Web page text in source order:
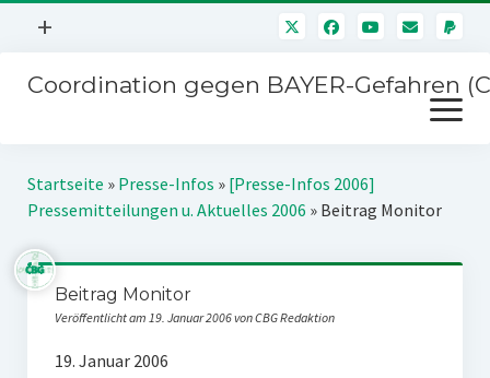
Menü
+
Mitmachen
Über uns
Kontakt
Impressum
Coordination gegen BAYER-Gefahren
Menü
öffnen
Kampagnen
Stichwort BAYER
Jahrestagung
SPENDEN
Startseite » Presse-Infos » [Presse-Infos 2006]
Pressemitteilungen u. Aktuelles 2006 » Beitrag Monitor
Beitrag Monitor
Veröffentlicht am 19. Januar 2006 von CBG Redaktion
19. Januar 2006